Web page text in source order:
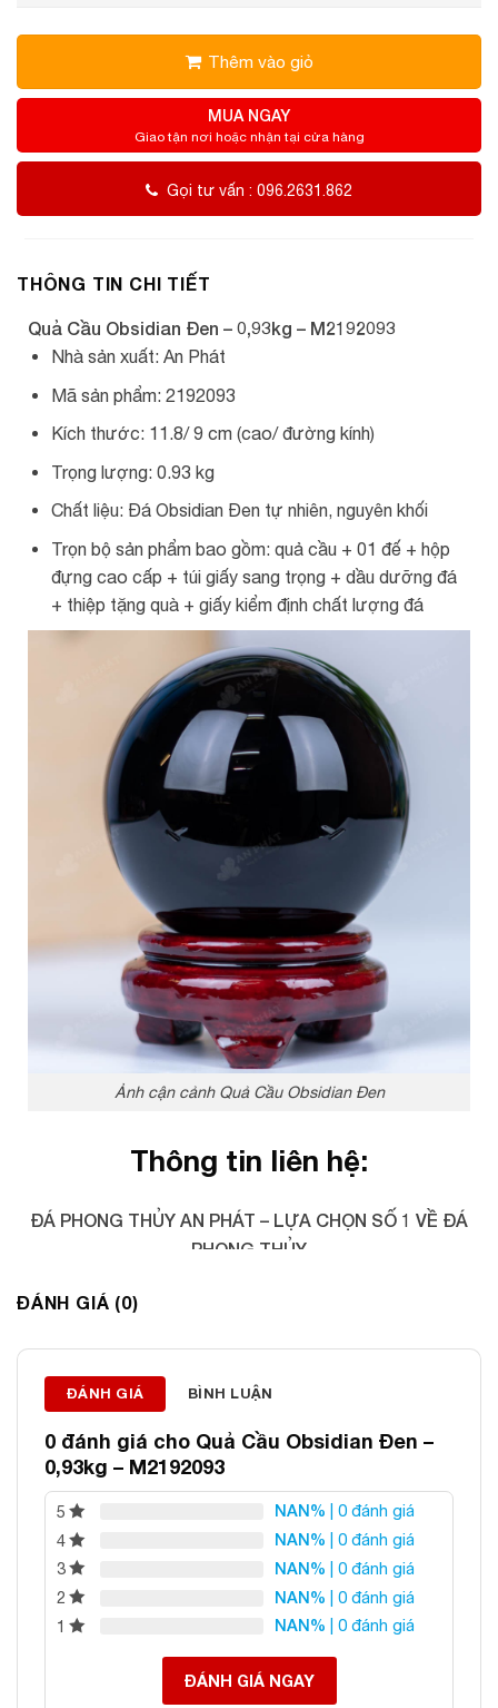
Thêm vào giỏ
MUA NGAY
Giao tận nơi hoặc nhận tại cửa hàng
Gọi tư vấn : 096.2631.862
THÔNG TIN CHI TIẾT
Quả Cầu Obsidian Đen – 0,93kg – M2192093
Nhà sản xuất: An Phát
Mã sản phẩm: 2192093
Kích thước: 11.8/ 9 cm (cao/ đường kính)
Trọng lượng: 0.93 kg
Chất liệu: Đá Obsidian Đen tự nhiên, nguyên khối
Trọn bộ sản phẩm bao gồm: quả cầu + 01 đế + hộp
đựng cao cấp + túi giấy sang trọng + dầu dưỡng đá
+ thiệp tặng quà + giấy kiểm định chất lượng đá
Ảnh cận cảnh Quả Cầu Obsidian Đen
Thông tin liên hệ:
ĐÁ PHONG THỦY AN PHÁT – LỰA CHỌN SỐ 1 VỀ ĐÁ
PHONG THỦY
ĐÁNH GIÁ (0)
ĐÁNH GIÁ BÌNH LUẬN
0 đánh giá cho Quả Cầu Obsidian Đen –
0,93kg – M2192093
5 NAN% | 0 đánh giá
4
NAN% | 0 đánh giá
3
NAN% | 0 đánh giá
2
NAN% | 0 đánh giá
1
NAN% | 0 đánh giá
ĐÁNH GIÁ NGAY